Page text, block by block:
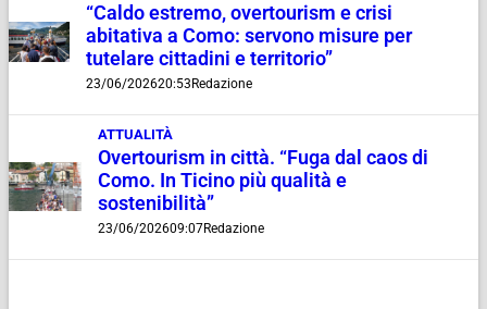
“Caldo estremo, overtourism e crisi
abitativa a Como: servono misure per
tutelare cittadini e territorio”
23/06/202620:53Redazione
ATTUALITÀ
Overtourism in città. “Fuga dal caos di
Como. In Ticino più qualità e
sostenibilità”
23/06/202609:07Redazione